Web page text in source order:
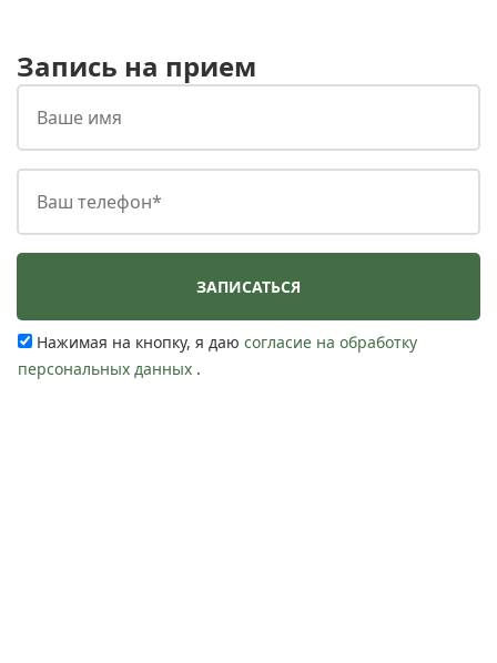
Запись на прием
Нажимая на кнопку, я даю согласие на обработку
персональных данных .